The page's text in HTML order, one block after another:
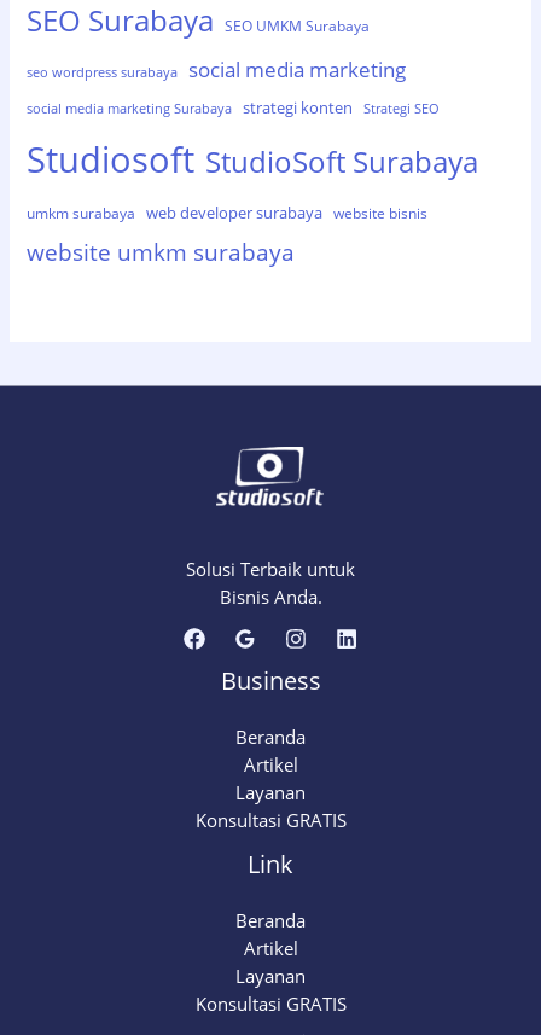
SEO Surabaya SEO UMKM Surabaya
seo wordpress surabaya social media marketing
social media marketing Surabaya strategi konten Strategi SEO
Studiosoft StudioSoft Surabaya
umkm surabaya web developer surabaya website bisnis
website umkm surabaya
Solusi Terbaik untuk
Bisnis Anda.
Business
Beranda
Artikel
Layanan
Konsultasi GRATIS
Link
Beranda
Artikel
Layanan
Konsultasi GRATIS